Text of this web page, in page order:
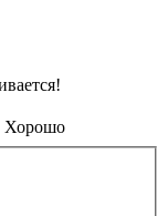
Хорошо